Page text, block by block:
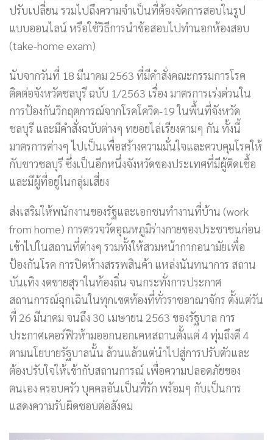
ปรับเปลี่ยน รวมไปถึงความจำเป็นที่ต้องจัดการสอบในรูป
แบบออนไลน์ หรือใช้วิธีการนำข้อสอบไปทำนอกห้องสอบ
(take-home exam)
นับจากวันที่ 18 มีนาคม 2563 ที่มีคำสั่งคณะกรรมการโรค
ติดต่อจังหวัดชลบุรี ฉบับ 1/2563 เรื่อง มาตรการเร่งด่วนใน
การป้องกันวิกฤตการณ์จากโรคโควิด-19 ในพื้นที่จังหวัด
ชลบุรี และมีคำสั่งฉบับต่างๆ ทยอยไล่เรียงตามๆ กัน ทั้งนี้
มาตรการต่างๆ ไปเป็นเพื่อสร้างความมั่นใจและควบคุมโรคให้
กับชาวชลบุรี ซึ่งเป็นอีกหนึ่งจังหวัดของประเทศที่มีผู้ติดเชื้อ
และมีผู้ที่อยู่ในกลุ่มเสี่ยง
ส่งเสริมให้พนักงานของรัฐและเอกชนทำงานที่บ้าน (work
from home) การตรวจวัดอุณหภูมิร่างกายของประชาชนก่อน
เข้าไปในสถานที่ต่างๆ รวมทั้งให้สวมหน้ากากอนามัยเพื่อ
ป้องกันโรค การปิดห้างสรรพสินค้า แหล่งนันทนาการ สถาน
บันเทิง งดขายสุราในท้องถิ่น จนกระทั่งการประกาศ
สถานการณ์ฉุกเฉินในทุกเขตท้องที่ทั่วราชอาณาจักร ตั้งแต่วัน
ที่ 26 มีนาคม จนถึง 30 เมษายน 2563 ของรัฐบาล การ
ประกาศเคอร์ฟิวห้ามออกนอกเคหสถานตั้งแต่ 4 ทุ่มถึงตี 4
ตามนโยบายรัฐบาลนั้น ล้วนแล้วแต่นำไปสู่การปรับตัวและ
ต้องปรับใจให้เข้ากับสถานการณ์ เพื่อความปลอดภัยของ
ตนเอง ครอบครัว บุคคลอันเป็นที่รัก พร้อมๆ กับเป็นการ
แสดงความรับผิดชอบต่อสังคม